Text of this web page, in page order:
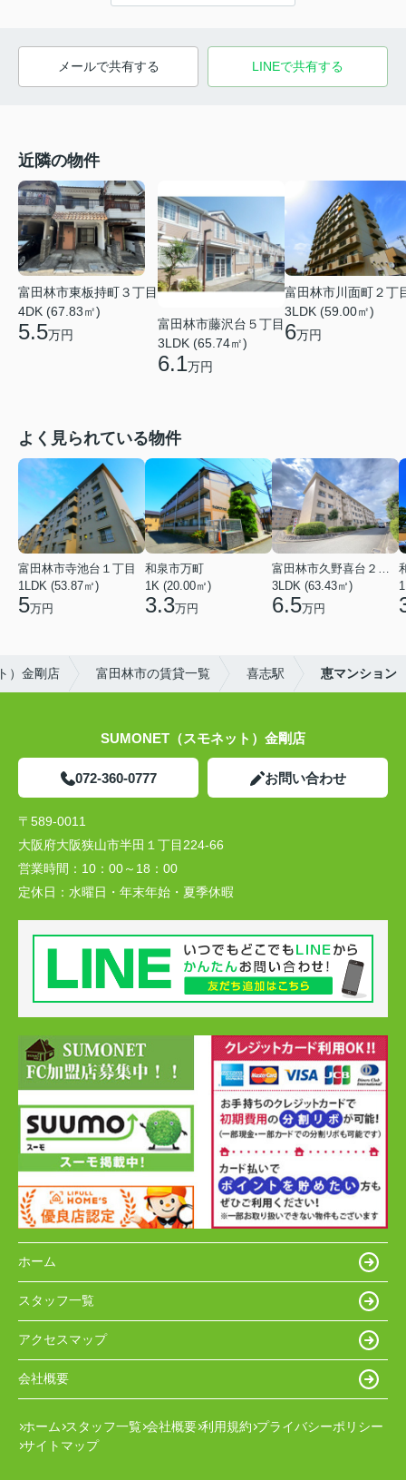
メールで共有する LINEで共有する
近隣の物件
富田林市東板持町３丁目
4DK (67.83㎡)
5.5万円
富田林市藤沢台５丁目
3LDK (65.74㎡)
6.1万円
富田林市川面町２丁
3LDK (59.00㎡)
6万円
よく見られている物件
富田林市寺池台１丁目
1LDK (53.87㎡)
5万円
和泉市万町
1K (20.00㎡)
3.3万円
富田林市久野喜台２丁目
3LDK (63.43㎡)
6.5万円
）金剛店 富田林市の賃貸一覧 喜志駅 恵マンション
SUMONET（スモネット）金剛店
072-360-0777 お問い合わせ
〒589-0011
大阪府大阪狭山市半田１丁目224-66
営業時間： 10：00～18：00
定休日： 水曜日・年末年始・夏季休暇
ホーム
スタッフ一覧
アクセスマップ
会社概要
ホーム スタッフ一覧 会社概要 利用規約 プライバシーポリシー
サイトマップ